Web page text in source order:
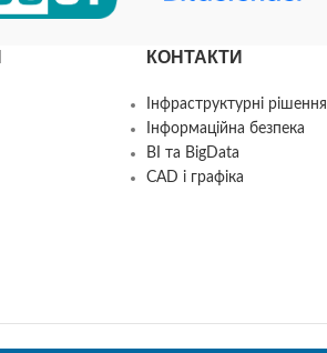
КОНТАКТИ
Інфраструктурні рішення
Інформаційна безпека
BI та BigData
CAD і графіка